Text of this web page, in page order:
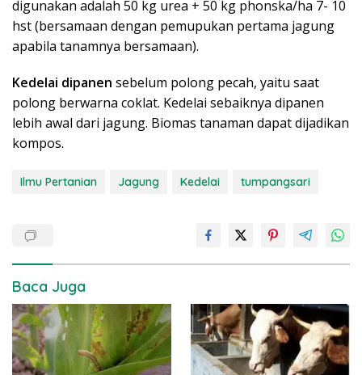
digunakan adalah 50 kg urea + 50 kg phonska/ha 7- 10
hst (bersamaan dengan pemupukan pertama jagung
apabila tanamnya bersamaan).
Kedelai dipanen sebelum polong pecah, yaitu saat
polong berwarna coklat. Kedelai sebaiknya dipanen
lebih awal dari jagung. Biomas tanaman dapat dijadikan
kompos.
Ilmu Pertanian Jagung Kedelai tumpangsari
Baca Juga